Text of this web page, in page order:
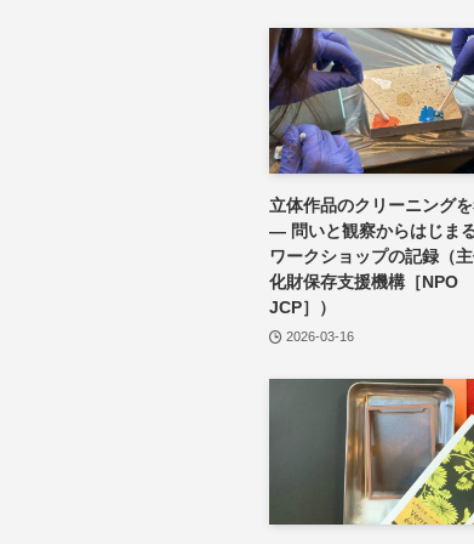
立体作品のクリーニング
― 問いと観察からはじま
ワークショップの記録（
化財保存支援機構［NPO
JCP］）
2026-03-16